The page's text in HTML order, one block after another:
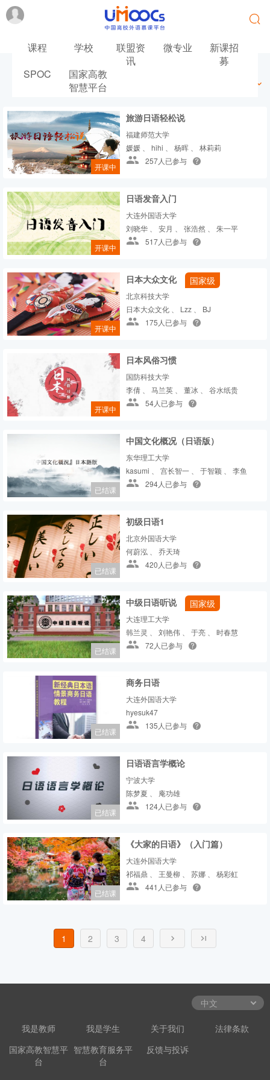
课程 学校
联盟资
讯
微专业
新课招
募
SPOC
国家高教
智慧平台
开课中
旅游日语轻松说
福建师范大学
媛媛 、 hihi 、 杨晖 、 林莉莉
257人已参与
开课中
日语发音入门
大连外国语大学
刘晓华 、 安月 、 张浩然 、 朱一平
517人已参与
开课中
日本大众文化 国家级
北京科技大学
日本大众文化 、 Lzz 、 BJ
175人已参与
开课中
日本风俗习惯
国防科技大学
李倩 、 马兰英 、 董冰 、 谷水纸贵
54人已参与
已结课
中国文化概况（日语版）
东华理工大学
kasumi 、 宫长智一 、 于智颖 、 李鱼
294人已参与
已结课
初级日语1
北京外国语大学
何蔚泓 、 乔天琦
420人已参与
已结课
中级日语听说 国家级
大连理工大学
韩兰灵 、 刘艳伟 、 于亮 、 时春慧
72人已参与
已结课
商务日语
大连外国语大学
hyesuk47
135人已参与
已结课
日语语言学概论
宁波大学
陈梦夏 、 庵功雄
124人已参与
已结课
《大家的日语》（入门篇）
大连外国语大学
祁福鼎 、 王曼柳 、 苏娜 、 杨彩虹
441人已参与
1 2 3 4
我是教师 我是学生 关于我们
法律条款
国家高教智慧平
台
智慧教育服务平
台
反馈与投诉